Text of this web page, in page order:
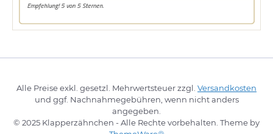
Alle Preise exkl. gesetzl. Mehrwertsteuer zzgl. Versandkosten
und ggf. Nachnahmegebühren, wenn nicht anders
angegeben.
© 2025 Klapperzähnchen - Alle Rechte vorbehalten. Theme by